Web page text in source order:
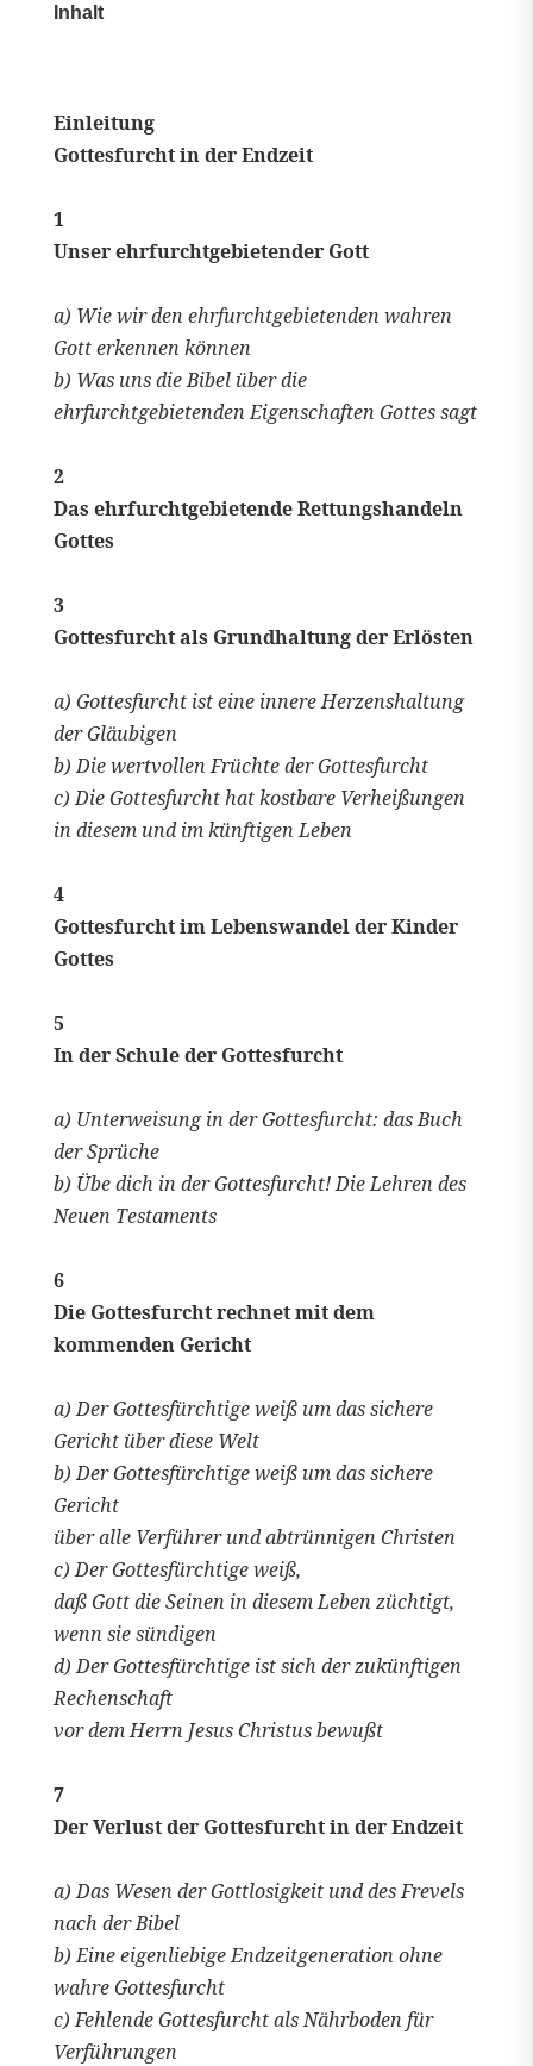
Inhalt
Einleitung
Gottesfurcht in der Endzeit
1
Unser ehrfurchtgebietender Gott
a) Wie wir den ehrfurchtgebietenden wahren
Gott erkennen können
b) Was uns die Bibel über die
ehrfurchtgebietenden Eigenschaften Gottes sagt
2
Das ehrfurchtgebietende Rettungshandeln
Gottes
3
Gottesfurcht als Grundhaltung der Erlösten
a) Gottesfurcht ist eine innere Herzenshaltung
der Gläubigen
b) Die wertvollen Früchte der Gottesfurcht
c) Die Gottesfurcht hat kostbare Verheißungen
in diesem und im künftigen Leben
4
Gottesfurcht im Lebenswandel der Kinder
Gottes
5
In der Schule der Gottesfurcht
a) Unterweisung in der Gottesfurcht: das Buch
der Sprüche
b) Übe dich in der Gottesfurcht! Die Lehren des
Neuen Testaments
6
Die Gottesfurcht rechnet mit dem
kommenden Gericht
a) Der Gottesfürchtige weiß um das sichere
Gericht über diese Welt
b) Der Gottesfürchtige weiß um das sichere
Gericht
über alle Verführer und abtrünnigen Christen
c) Der Gottesfürchtige weiß,
daß Gott die Seinen in diesem Leben züchtigt,
wenn sie sündigen
d) Der Gottesfürchtige ist sich der zukünftigen
Rechenschaft
vor dem Herrn Jesus Christus bewußt
7
Der Verlust der Gottesfurcht in der Endzeit
a) Das Wesen der Gottlosigkeit und des Frevels
nach der Bibel
b) Eine eigenliebige Endzeitgeneration ohne
wahre Gottesfurcht
c) Fehlende Gottesfurcht als Nährboden für
Verführungen